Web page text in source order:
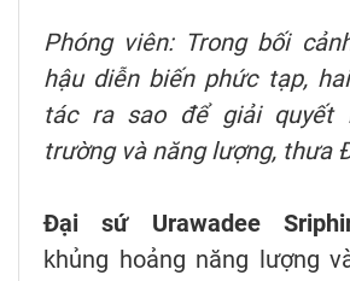
Phóng viên: Trong bối
hậu diễn biến phức tạp,
tác ra sao để giải quyết
trường và năng lượng, thưa
Đại sứ Urawadee
khủng hoảng năng lượng